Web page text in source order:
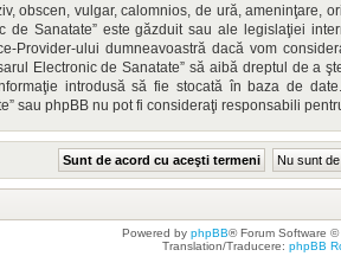
obscen, vulgar, calomnios, de ură, ameninţare,
de Sanatate” este găzduit sau ale legislaţiei
Provider-ului dumneavoastră dacă vom
Electronic de Sanatate” să aibă dreptul de a
introdusă să fie stocată în baza de
sau phpBB nu pot fi consideraţi responsabili
Powered by phpBB® Forum Software
Translation/Traducere: phpBB